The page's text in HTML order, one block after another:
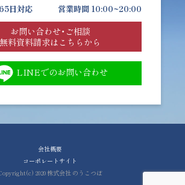
日対応 営業時間 10:00~20:00
お問い合わせ・ご相談
無料資料請求はこちらから
LINEでのお問い合わせ
会社概要
コーポレートサイト
2020 株式会社 のうこつぼ